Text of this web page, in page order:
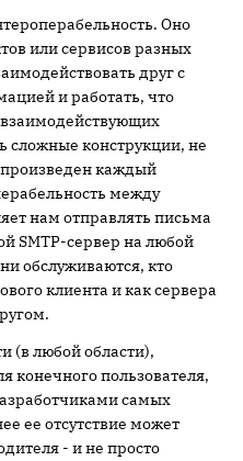
Оно
или сервисов разных
друг с
и работать, что
сложные конструкции, не
каждый
между
нам отправлять письма
SMTP-сервер на любой
обслуживаются, кто
клиента и как сервера
(в любой области),
конечного пользователя,
самых
ее отсутствие может
- и не просто